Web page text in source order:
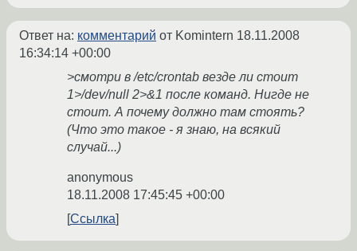
Ответ на: комментарий от Komintern 18.11.2008
16:34:14 +00:00
>смотри в /etc/crontab везде ли стоит
1>/dev/null 2>&1 после команд. Нигде не
стоит. А почему должно там стоять?
(Что это такое - я знаю, на всякий
случай...)
anonymous
18.11.2008 17:45:45 +00:00
Ссылка